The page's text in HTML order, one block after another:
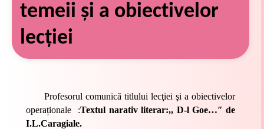
temeii şi a obiectivelor
lecţiei
Profesorul comunică titlului lecţiei şi a obiectivelor
operaționale :Textul narativ literar:,, D-l Goe…ʺ de
I.L.Caragiale.